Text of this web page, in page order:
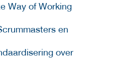
Way of Working
en
over